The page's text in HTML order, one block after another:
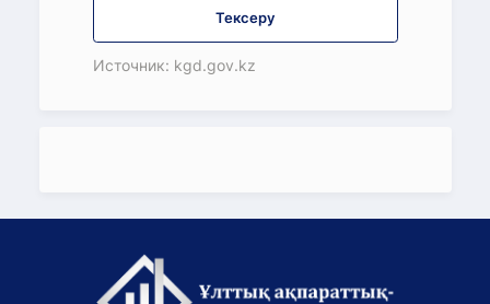
Тексеру
Источник: kgd.gov.kz